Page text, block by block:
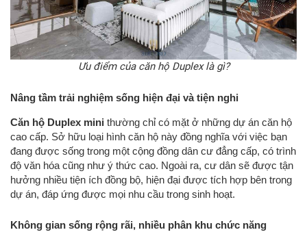
Ưu điểm của căn hộ Duplex là gì?
Nâng tầm trải nghiệm sống hiện đại và tiện nghi
Căn hộ Duplex mini thường chỉ có mặt ở những dự án căn hộ
cao cấp. Sở hữu loại hình căn hộ này đồng nghĩa với việc bạn
đang được sống trong một cộng đồng dân cư đẳng cấp, có trình
độ văn hóa cũng như ý thức cao. Ngoài ra, cư dân sẽ được tận
hưởng nhiều tiện ích đồng bộ, hiện đại được tích hợp bên trong
dự án, đáp ứng được mọi nhu cầu trong sinh hoạt.
Không gian sống rộng rãi, nhiều phân khu chức năng